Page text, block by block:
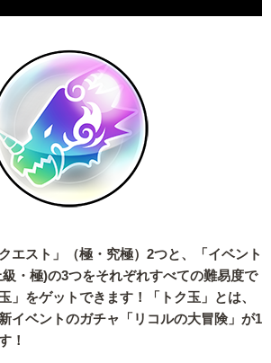
エスト」（極・究極）2つと、「イベント
・極)の3つをそれぞれすべての難易度で
」をゲットできます！「トク玉」とは、
イベントのガチャ「リコルの大冒険」が1
！